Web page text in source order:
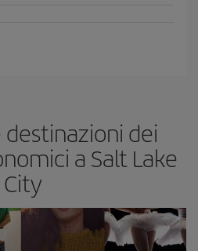
dei
a Salt Lake
City